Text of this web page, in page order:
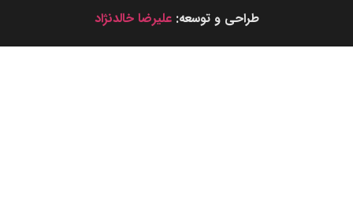
طراحی و توسعه:علیرضا خالدنژاد